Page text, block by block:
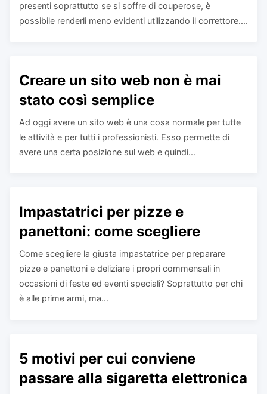
presenti soprattutto se si soffre di couperose, è
possibile renderli meno evidenti utilizzando il correttore....
Creare un sito web non è mai
stato così semplice
Ad oggi avere un sito web è una cosa normale per tutte
le attività e per tutti i professionisti. Esso permette di
avere una certa posizione sul web e quindi...
Impastatrici per pizze e
panettoni: come scegliere
Come scegliere la giusta impastatrice per preparare
pizze e panettoni e deliziare i propri commensali in
occasioni di feste ed eventi speciali? Soprattutto per chi
è alle prime armi, ma...
5 motivi per cui conviene
passare alla sigaretta elettronica